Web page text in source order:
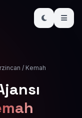
/ Kemah